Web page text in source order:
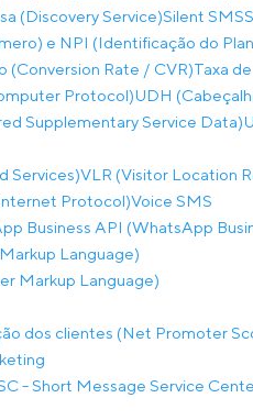
(Discovery Service)Silent SMS
e NPI (Identificação do
(Conversion Rate / CVR)Taxa
Protocol)UDH
Supplementary Service Data)
Services)VLR (Visitor Location
Protocol)Voice SMS
Business API (WhatsApp
Language)
Markup Language)
dos clientes (Net Promoter
- Short Message Service